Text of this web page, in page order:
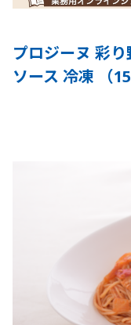
プロジーヌ 彩
ソース 冷凍 （